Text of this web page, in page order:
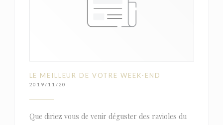
LE MEILLEUR DE VOTRE WEEK-END
2019/11/20
Que diriez vous de venir déguster des ravioles du